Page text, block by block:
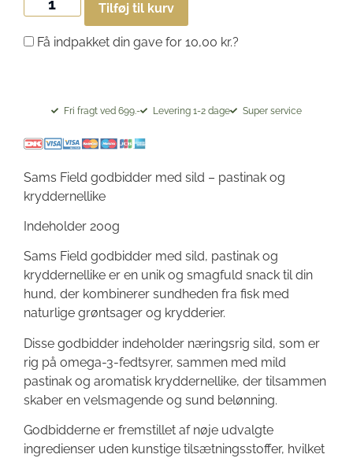
Tilføj til kurv
Få indpakket din gave for 10,00 kr.?
Fri fragt ved 699.- Levering 1-2 dage Super service
Sams Field godbidder med sild – pastinak og
kryddernellike
Indeholder 200g
Sams Field godbidder med sild, pastinak og
kryddernellike er en unik og smagfuld snack til din
hund, der kombinerer sundheden fra fisk med
naturlige grøntsager og krydderier.
Disse godbidder indeholder næringsrig sild, som er
rig på omega-3-fedtsyrer, sammen med mild
pastinak og aromatisk kryddernellike, der tilsammen
skaber en velsmagende og sund belønning.
Godbidderne er fremstillet af nøje udvalgte
ingredienser uden kunstige tilsætningsstoffer, hvilket